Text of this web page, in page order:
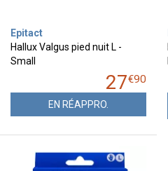
Epitact
Hallux Valgus pied nuit L -
Small
27€90
EN RÉAPPRO.